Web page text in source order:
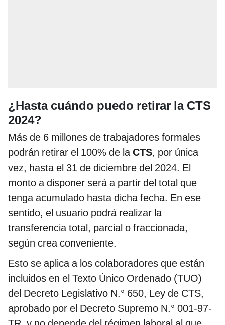
¿Hasta cuándo puedo retirar la CTS
2024?
Más de 6 millones de trabajadores formales
podrán retirar el 100% de laCTS, por única
vez, hasta el 31 de diciembre del 2024. El
monto a disponer será a partir del total que
tenga acumulado hasta dicha fecha. En ese
sentido, el usuario podrá realizar la
transferencia total, parcial o fraccionada,
según crea conveniente.
Esto se aplica a los colaboradores que están
incluidos en el Texto Único Ordenado (TUO)
del Decreto Legislativo N.° 650, Ley de CTS,
aprobado por el Decreto Supremo N.° 001-97-